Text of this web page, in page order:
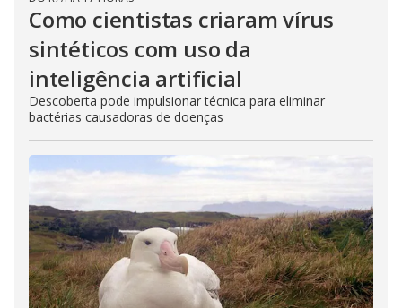
Como cientistas criaram vírus
sintéticos com uso da
inteligência artificial
Descoberta pode impulsionar técnica para eliminar
bactérias causadoras de doenças